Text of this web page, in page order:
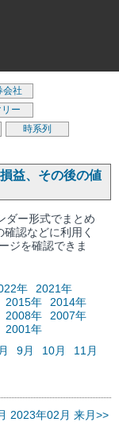
会社
リー
時系列
益、その後の値
ダー形式でまとめ
認などに利用く
ジを確認できま
年
2021年
2015年
2014年
2008年
2007年
2001年
9月 10月
11月
2023年02月 来月>>